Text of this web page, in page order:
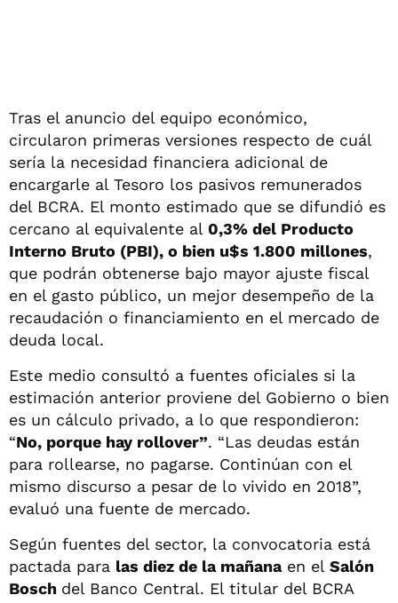
Tras el anuncio del equipo económico,
circularon primeras versiones respecto de cuál
sería la necesidad financiera adicional de
encargarle al Tesoro los pasivos remunerados
del BCRA. El monto estimado que se difundió es
cercano al equivalente al 0,3% del Producto
Interno Bruto (PBI), o bien u$s 1.800 millones,
que podrán obtenerse bajo mayor ajuste fiscal
en el gasto público, un mejor desempeño de la
recaudación o financiamiento en el mercado de
deuda local.
Este medio consultó a fuentes oficiales si la
estimación anterior proviene del Gobierno o bien
es un cálculo privado, a lo que respondieron:
“No, porque hay rollover”. “Las deudas están
para rollearse, no pagarse. Continúan con el
mismo discurso a pesar de lo vivido en 2018”,
evaluó una fuente de mercado.
Según fuentes del sector, la convocatoria está
pactada para las diez de la mañanaen el Salón
Bosch del Banco Central. El titular del BCRA